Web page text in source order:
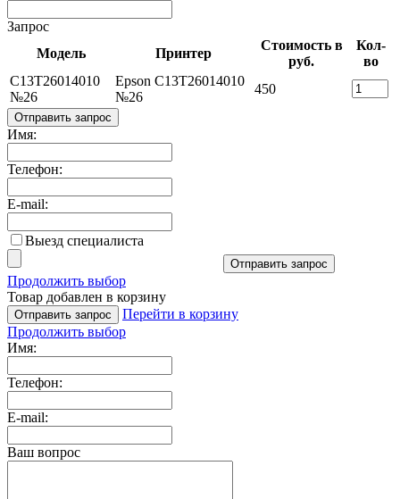
Запрос
Модель
Принтер
Стоимость в
руб.
Кол-
во
C13T26014010
№26
Epson C13T26014010
№26
450
Отправить запрос
Имя:
Телефон:
E-mail:
Выезд специалиста
Отправить запрос
Продолжить выбор
Товар добавлен в корзину
Отправить запрос
Перейти в корзину
Продолжить выбор
Имя:
Телефон:
E-mail:
Ваш вопрос